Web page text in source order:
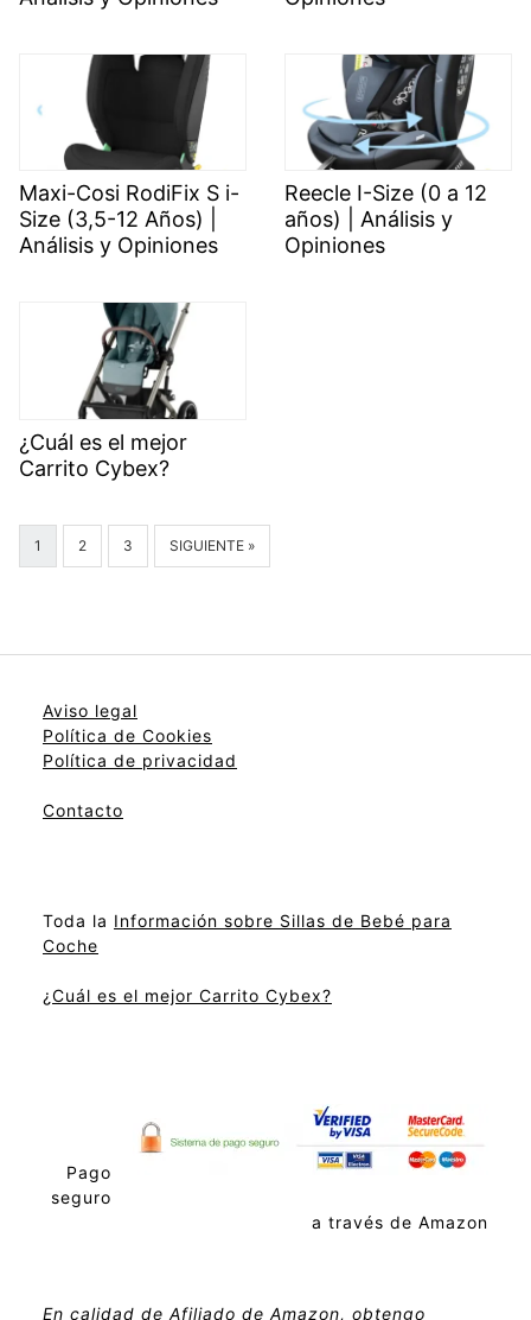
Maxi-Cosi RodiFix S i-
Size (3,5-12 Años) |
Análisis y Opiniones
Reecle I-Size (0 a 12
años) | Análisis y
Opiniones
¿Cuál es el mejor
Carrito Cybex?
1 2 3 SIGUIENTE »
Aviso legal
Política de Cookies
Política de privacidad
Contacto
Toda la Información sobre Sillas de Bebé para
Coche
¿Cuál es el mejor Carrito Cybex?
Pago
seguro
a través de Amazon
En calidad de Afiliado de Amazon, obtengo